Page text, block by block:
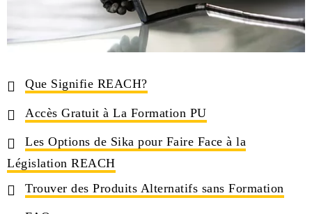
Que Signifie REACH?
Accès Gratuit à La Formation PU
Les Options de Sika pour Faire Face à la
Législation REACH
Trouver des Produits Alternatifs sans Formation